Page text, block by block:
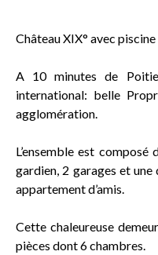
Château XIX° avec
A 10 minutes de
international: belle
agglomération.
L’ensemble est composé
gardien, 2 garages et
appartement d’amis.
Cette chaleureuse
pièces dont 6 chambres.